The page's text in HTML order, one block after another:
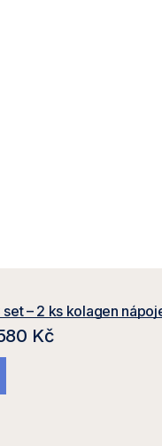
set – 2 ks kolagen
produktu je 5,0 z 5
Kč